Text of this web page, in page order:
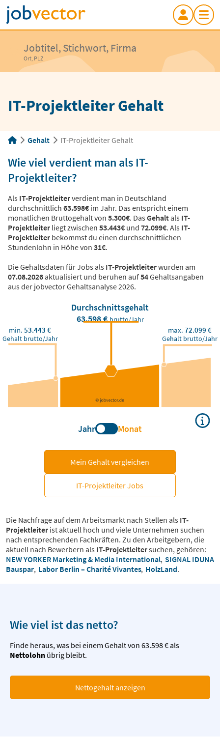
Jobtitel, Stichwort, Firma
Ort, PLZ
IT-Projektleiter Gehalt
Gehalt IT-Projektleiter Gehalt
Wie viel verdient man als IT-
Projektleiter?
Als IT-Projektleiterverdient man in Deutschland
durchschnittlich 63.598€ im Jahr. Das entspricht einem
monatlichen Bruttogehalt von 5.300€. DasGehaltals IT-
Projektleiter liegt zwischen 53.443€ und 72.099€. Als IT-
Projektleiter bekommst du einen durchschnittlichen
Stundenlohn in Höhe von 31€.
Die Gehaltsdaten für Jobs als IT-Projektleiterwurden am
07.08.2026aktualisiert und beruhen auf54Gehaltsangaben
aus der jobvector Gehaltsanalyse 2026.
Durchschnittsgehalt
63.598 €brutto/Jahr
min.53.443 €
Gehalt brutto/Jahr
max.72.099 €
Gehalt brutto/Jahr
Jahr Monat
Mein Gehalt vergleichen
IT-Projektleiter Jobs
Die Nachfrage auf dem Arbeitsmarkt nach Stellen als IT-
Projektleiter ist aktuell hoch und viele Unternehmen suchen
nach entsprechenden Fachkräften. Zu den Arbeitgebern, die
aktuell nach Bewerbern als IT-Projektleitersuchen, gehören:
NEW YORKER Marketing & Media International, SIGNAL IDUNA
Bauspar, Labor Berlin – Charité Vivantes, HolzLand.
Wie viel ist das netto?
Finde heraus, was bei einem Gehalt von 63.598 € als
Nettolohn übrig bleibt.
Nettogehalt anzeigen